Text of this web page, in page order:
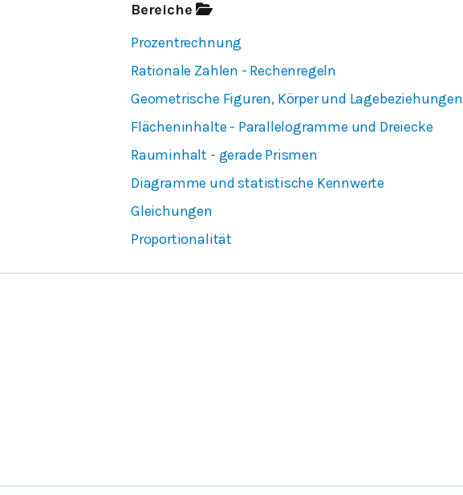
Bereiche
Prozentrechnung
Rationale Zahlen - Rechenregeln
Geometrische Figuren, Körper und Lagebeziehungen
Flächeninhalte - Parallelogramme und Dreiecke
Rauminhalt - gerade Prismen
Diagramme und statistische Kennwerte
Gleichungen
Proportionalität